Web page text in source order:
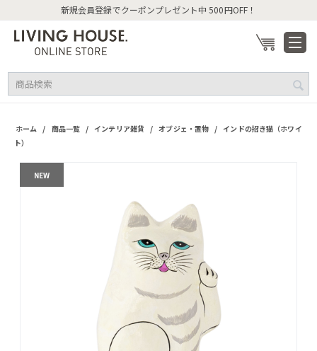
新規会員登録でクーポンプレゼント中 500円OFF！
ホーム / 商品一覧 / インテリア雑貨 / オブジェ・置物 / インドの招き猫（ホワイ
ト）
NEW